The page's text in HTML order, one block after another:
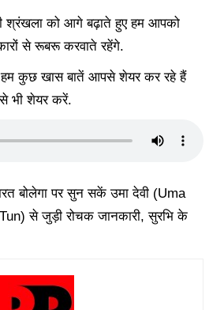
श्रंखला को आगे बढ़ाते हुए हम आपको
से रूबरू करवाते रहेंगे.
हम कुछ खास बातें आपसे शेयर कर रहे हैं
से भी शेयर करें.
बोलेगा पर सुन सकें उमा देवी (Uma
से जुड़ी रोचक जानकारी, सुरभि के